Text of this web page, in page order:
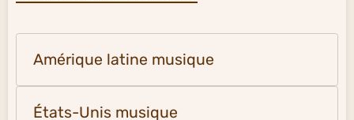
Amérique latine musique
États-Unis musique